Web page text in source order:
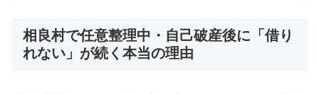
相良村で任意整理中・自己破産後に「借り
れない」が続く本当の理由